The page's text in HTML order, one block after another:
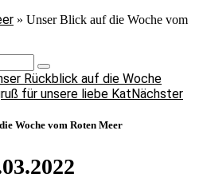
» Unser Blick auf die Woche vom
Rückblick auf die Woche
für unsere liebe KatNächster
Woche vom Roten Meer